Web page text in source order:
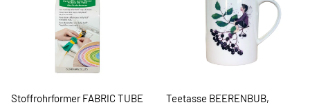
Stoffrohrformer FABRIC TUBE
Teetasse BEERENBUB,